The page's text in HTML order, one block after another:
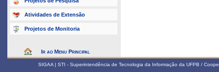
Atividades de Extensão
Projetos de Monitoria
Ir ao Menu Principal
SIGAA | STI - Superintendência de Tecnologia da Informação da UFPB /